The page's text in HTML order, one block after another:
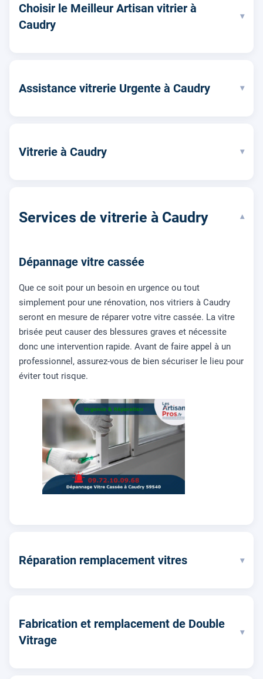
Choisir le Meilleur Artisan vitrier à
Caudry
▾
Assistance vitrerie Urgente à Caudry ▾
Vitrerie à Caudry ▾
Services de vitrerie à Caudry ▾
Dépannage vitre cassée
Que ce soit pour un besoin en urgence ou tout
simplement pour une rénovation, nos vitriers à Caudry
seront en mesure de réparer votre vitre cassée. La vitre
brisée peut causer des blessures graves et nécessite
donc une intervention rapide. Avant de faire appel à un
professionnel, assurez-vous de bien sécuriser le lieu pour
éviter tout risque.
Réparation remplacement vitres ▾
Fabrication et remplacement de Double
Vitrage
▾